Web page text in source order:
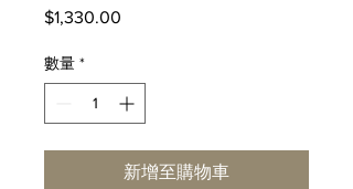
$1,330.00
數量 *
新增至購物車